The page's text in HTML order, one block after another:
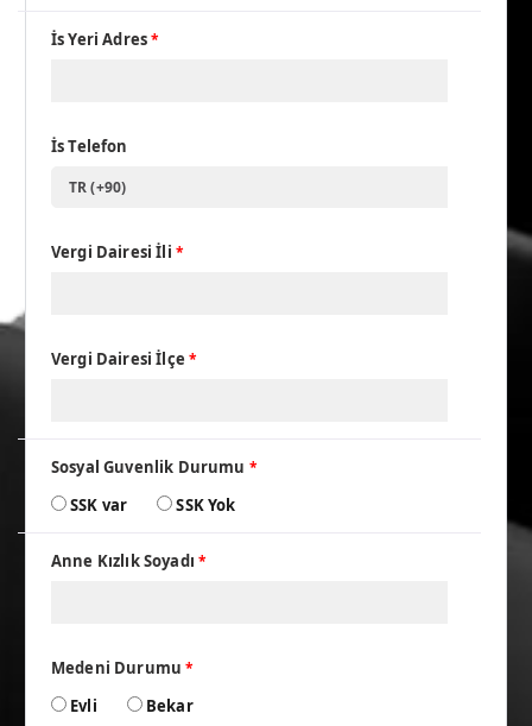
İs Yeri Adres*
İs Telefon
TR (+90)
Vergi Dairesi İli *
Vergi Dairesi İlçe*
Sosyal Guvenlik Durumu *
SSK var SSK Yok
Anne Kızlık Soyadı*
Medeni Durumu*
Evli Bekar